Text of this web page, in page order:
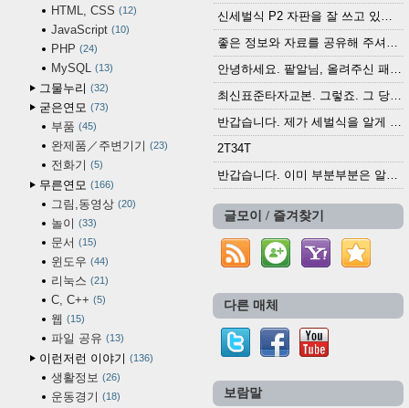
HTML, CSS 12
JavaScript 10
PHP 24
MySQL 13
그물누리 32
굳은연모 73
부품 45
완제품／주변기기 23
전화기 5
무른연모 166
그림,동영상 20
놀이 33
문서 15
윈도우 44
리눅스 21
C, C++ 5
웹 15
파일 공유 13
이런저런 이야기 136
생활정보 26
운동경기 18
신세벌식 P2 자판을 잘 쓰고 있습니다. 쓰기 편리...
좋은 정보와 자료를 공유해 주셔서 고맙습니다....
안녕하세요. 팥알님, 올려주신 패치 여러모로 감사...
최신표준타자교본. 그렇죠. 그 당시에 최신 표준...
반갑습니다. 제가 세벌식을 알게 되어 세벌식 써...
2T34T
반갑습니다. 이미 부분부분은 알려진 정보들이...
글모이 / 즐겨찾기
다른 매체
보람말